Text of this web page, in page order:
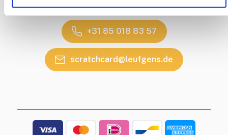
Heeft u een vraag?
+31 85 018 83 57
scratchcard@leufgens.de